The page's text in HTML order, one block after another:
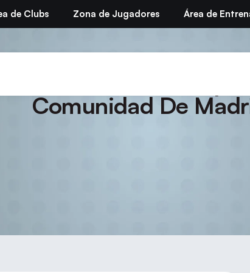
de Clubs Zona de Jugadores Área de
2010/11 – I
Comunidad De